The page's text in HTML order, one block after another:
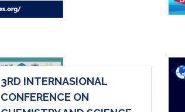
3RD INTERNASIONAL
CONFERENCE ON